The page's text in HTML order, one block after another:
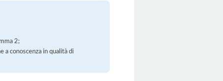
2;
a conoscenza in qualità di